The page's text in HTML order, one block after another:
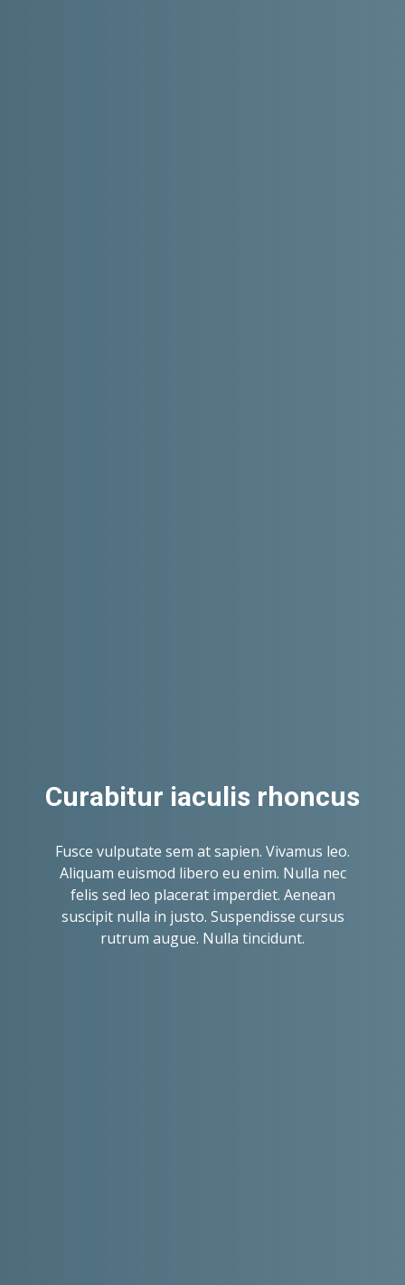
Curabitur iaculis rhoncus
Fusce vulputate sem at sapien. Vivamus leo.
Aliquam euismod libero eu enim. Nulla nec
felis sed leo placerat imperdiet. Aenean
suscipit nulla in justo. Suspendisse cursus
rutrum augue. Nulla tincidunt.